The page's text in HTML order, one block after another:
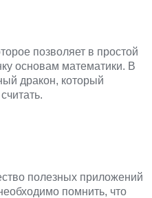
позволяет в простой
основам математики. В
дракон, который
полезных приложений
помнить, что